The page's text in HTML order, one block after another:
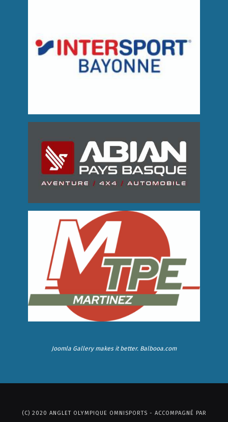
Joomla Gallerymakes it better. Balbooa.com
(C) 2020 ANGLET OLYMPIQUE OMNISPORTS - ACCOMPAGNÉ PAR